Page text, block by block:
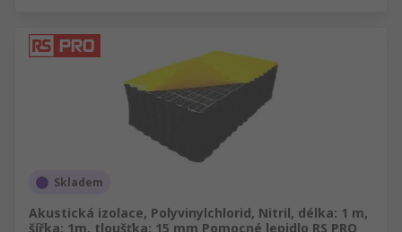
Skladem
Akustická izolace, Polyvinylchlorid, Nitril, délka: 1 m,
šířka: 1m, tloušťka: 15 mm Pomocné lepidlo RS PRO